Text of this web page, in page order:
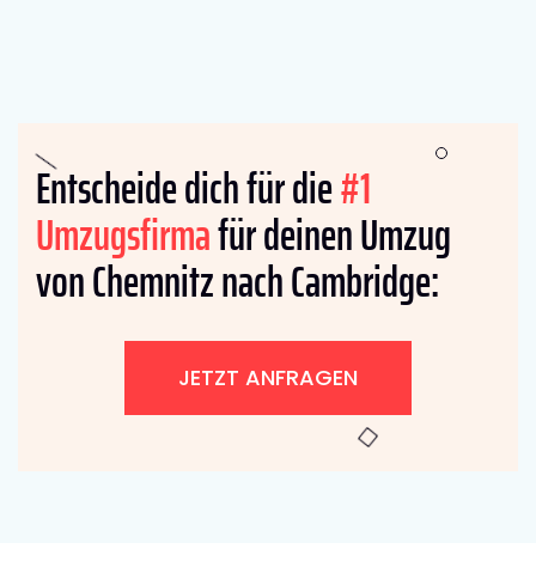
Entscheide dich für die#1
Umzugsfirmafür deinen Umzug
von Chemnitz nach Cambridge:
JETZT ANFRAGEN